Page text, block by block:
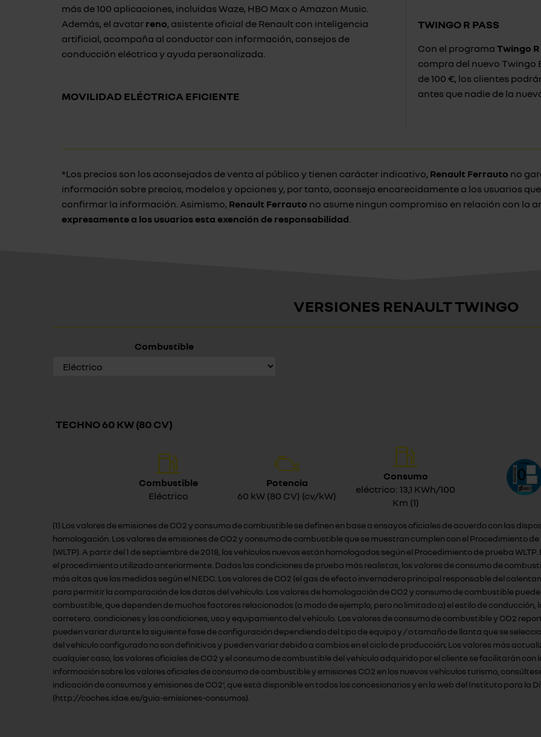
más de 100 aplicaciones, incluidas Waze, HBO Max o Amazon Music.
Además, el avatar reno, asistente oficial de Renault con inteligencia
artificial, acompaña al conductor con información, consejos de
conducción eléctrica y ayuda personalizada.
MOVILIDAD ELÉCTRICA EFICIENTE
TWINGO R PASS
Con el programa Twingo R
compra del nuevo Twingo
de 100 €, los clientes
antes que nadie de la
*Los precios son los aconsejados de venta al público y tienen carácter indicativo, Renault Ferrauto no
información sobre precios, modelos y opciones y, por tanto, aconseja encarecidamente a los usuarios
confirmar la información. Asimismo, Renault Ferrauto no asume ningun compromiso en relación con la
expresamente a los usuarios esta exención de responsabilidad.
VERSIONES RENAULT TWINGO
Combustible
TECHNO 60 KW (80 CV)
Combustible
Eléctrico
Potencia
60 kW (80 CV) (cv/kW)
Consumo
eléctrico: 13,1 KWh/100
Km (1)
(1) Los valores de emisiones de CO2 y consumo de combustible se definen en base a ensayos oficiales de acuerdo con las
homologación. Los valores de emisiones de CO2 y consumo de combustible que se muestran cumplen con el Procedimiento
(WLTP). A partir del 1 de septiembre de 2018, los vehículos nuevos están homologados según el Procedimiento de prueba
el procedimiento utilizado anteriormente. Dadas las condiciones de prueba más realistas, los valores de consumo de
más altas que las medidas según el NEDC. Los valores de CO2 (el gas de efecto invernadero principal responsable del
para permitir la comparación de los datos del vehículo. Los valores de homologación de CO2 y consumo de combustible
combustible, que dependen de muchos factores relacionados (a modo de ejemplo, pero no limitado a) el estilo de
carretera. condiciones y las condiciones, uso y equipamiento del vehículo. Los valores de consumo de combustible y CO2
pueden variar durante la siguiente fase de configuración dependiendo del tipo de equipo y / o tamaño de llanta que se
del vehículo configurado no son definitivos y pueden variar debido a cambios en el ciclo de producción; Los valores más
cualquier caso, los valores oficiales de CO2 y el consumo de combustible del vehículo adquirido por el cliente se facilitarán
información sobre los valores oficiales de consumo de combustible y emisiones CO2 en los nuevos vehículos turismo,
indicación de consumos y emisiones de CO2', que está disponible en todos los concesionarios y en la web del Instituto para la
(http://coches.idae.es/guia-emisiones-consumos).